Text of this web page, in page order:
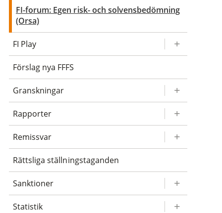
FI-forum: Egen risk- och solvensbedömning
(Orsa)
FI Play
Förslag nya FFFS
Granskningar
Rapporter
Remissvar
Rättsliga ställningstaganden
Sanktioner
Statistik